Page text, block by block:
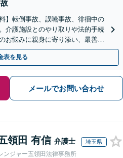
】転倒事故、誤嚥事故、徘徊中の
介護施設とのやり取りや法的手続
お悩みに親身に寄り添い、最善の
す。
表を見る
メールでお問い合わせ
領田 有信 弁護士 埼玉県
ンジャー五領田法律事務所